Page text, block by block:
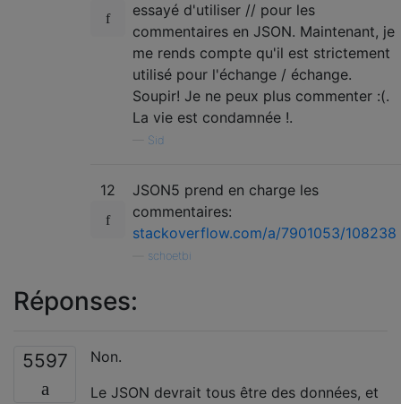
essayé d'utiliser // pour les
commentaires en JSON. Maintenant, je
me rends compte qu'il est strictement
utilisé pour l'échange / échange.
Soupir! Je ne peux plus commenter :(.
La vie est condamnée !.
Sid
12
JSON5 prend en charge les
commentaires:
stackoverflow.com/a/7901053/108238
schoetbi
Réponses:
5597
Non.
Le JSON devrait tous être des données, et